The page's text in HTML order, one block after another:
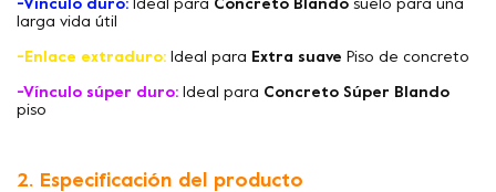
-Vínculo duro: Ideal para Concreto Blando suelo para una
larga vida útil
-Enlace extraduro: Ideal para Extra suave Piso de concreto
-Vínculo súper duro: Ideal para Concreto Súper Blando
piso
2. Especificación del producto